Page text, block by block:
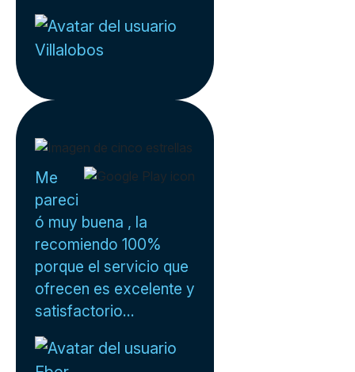
Villalobos
Me
pareci
ó muy buena , la
recomiendo 100%
porque el servicio que
ofrecen es excelente y
satisfactorio...